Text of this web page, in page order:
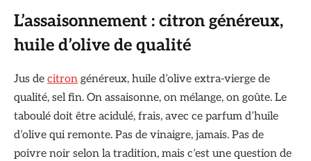
L’assaisonnement : citron généreux,
huile d’olive de qualité
Jus de citron généreux, huile d’olive extra-vierge de
qualité, sel fin. On assaisonne, on mélange, on goûte. Le
taboulé doit être acidulé, frais, avec ce parfum d’huile
d’olive qui remonte. Pas de vinaigre, jamais. Pas de
poivre noir selon la tradition, mais c’est une question de